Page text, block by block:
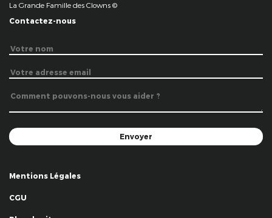
La Grande Famille des Clowns ©
Contactez-nous
Mentions Légales
CGU